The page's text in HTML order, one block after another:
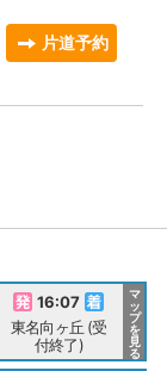
片道予約
16:07
東名向ヶ丘 (受
付終了)
マ
ッ
プ
を
見
る